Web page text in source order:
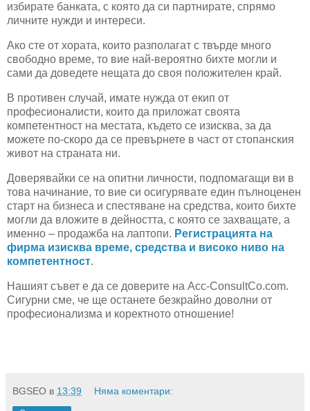
избирате банката, с която да си партнирате, спрямо
личните нужди и интереси.
Ако сте от хората, които разполагат с твърде много
свободно време, то вие най-вероятно бихте могли и
сами да доведете нещата до своя положителен край.
В противен случай, имате нужда от екип от
професионалисти, които да приложат своята
компетентност на местата, където се изисква, за да
можете по-скоро да се превърнете в част от стопанския
живот на страната ни.
Доверявайки се на опитни личности, подпомагащи ви в
това начинание, то вие си осигурявате един пълноценен
старт на бизнеса и спестяване на средства, които бихте
могли да вложите в дейността, с която се захващате, а
именно – продажба на лаптопи. Регистрацията на
фирма изисква време, средства и високо ниво на
компетентност.
Нашият съвет е да се доверите на Acc-ConsultCo.com.
Сигурни сме, че ще останете безкрайно доволни от
професионализма и коректното отношение!
BGSEO в 13:39 Няма коментари: